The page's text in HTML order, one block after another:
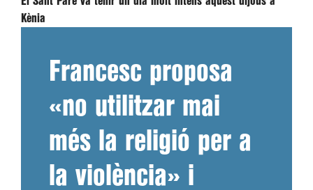
Kènia
Francesc proposa
«no utilitzar mai
més la religió per a
la violència» i